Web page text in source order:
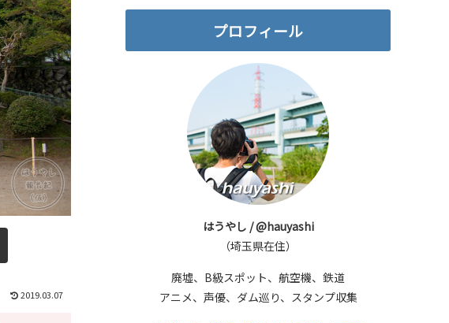
2019.03.07
プロフィール
はうやし / @hauyashi
（埼玉県在住）
廃墟、B級スポット、航空機、鉄道
アニメ、声優、ダム巡り、スタンプ収集